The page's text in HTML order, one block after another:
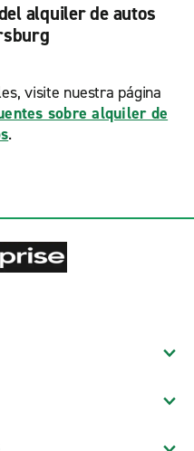
alquiler de autos
visite nuestra página
sobre alquiler de
.